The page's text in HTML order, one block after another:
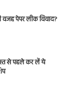
पेपर लीक विवाद?
से पहले कर लें ये